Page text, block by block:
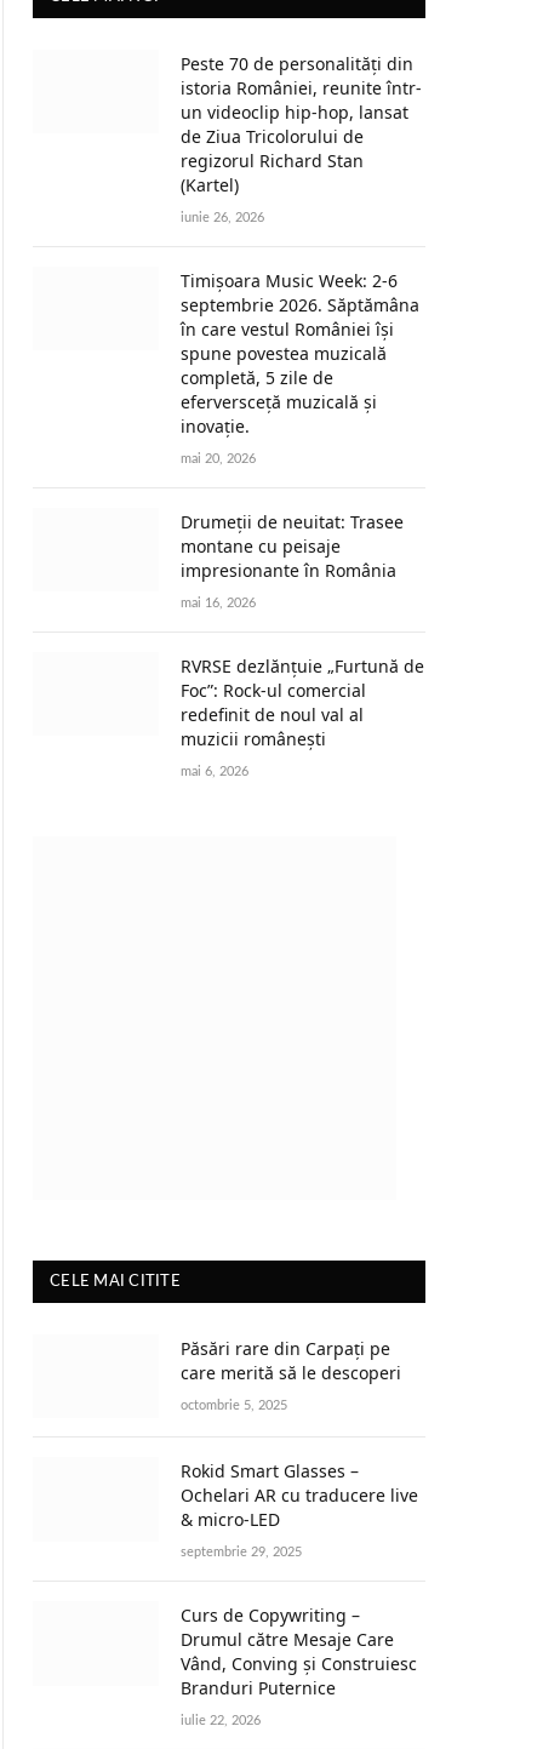
Peste 70 de personalități din
istoria României, reunite într-
un videoclip hip-hop, lansat
de Ziua Tricolorului de
regizorul Richard Stan
(Kartel)
iunie 26, 2026
Timișoara Music Week: 2-6
septembrie 2026. Săptămâna
în care vestul României își
spune povestea muzicală
completă, 5 zile de
eferversceță muzicală și
inovație.
mai 20, 2026
Drumeții de neuitat: Trasee
montane cu peisaje
impresionante în România
mai 16, 2026
RVRSE dezlănțuie „Furtună de
Foc”: Rock-ul comercial
redefinit de noul val al
muzicii românești
mai 6, 2026
CELE MAI CITITE
Păsări rare din Carpați pe
care merită să le descoperi
octombrie 5, 2025
Rokid Smart Glasses –
Ochelari AR cu traducere live
& micro-LED
septembrie 29, 2025
Curs de Copywriting –
Drumul către Mesaje Care
Vând, Conving și Construiesc
Branduri Puternice
iulie 22, 2026